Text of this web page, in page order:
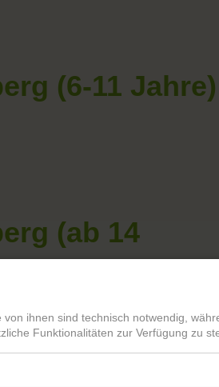
(6-11 Jahre)
(ab 14
ihnen sind technisch notwendig,
Funktionalitäten zur Verfügung zu